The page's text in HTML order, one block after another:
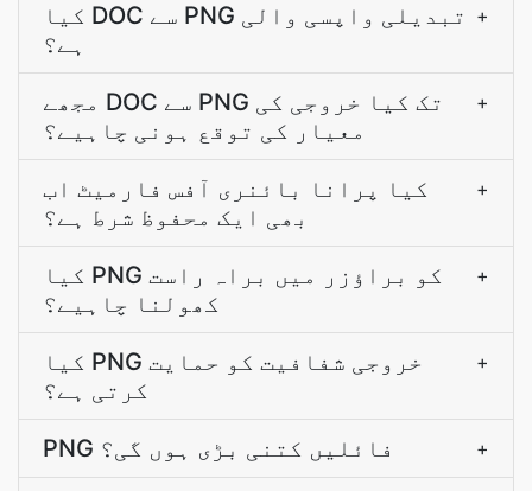
کیا DOC سے PNG تبدیلی واپسی والی
ہے؟
+
مجھے DOC سے PNG تک کیا خروجی کی
معیار کی توقع ہونی چاہیے؟
+
کیا پرانا بائنری آفس فارمیٹ اب
بھی ایک محفوظ شرط ہے؟
+
کیا PNG کو براؤزر میں براہ راست
کھولنا چاہیے؟
+
کیا PNG خروجی شفافیت کو حمایت
کرتی ہے؟
+
PNG فائلیں کتنی بڑی ہوں گی؟ +